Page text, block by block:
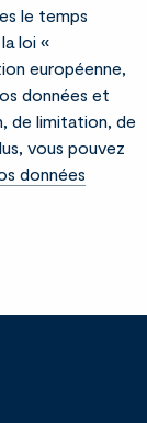
le temps
loi «
européenne,
données et
de limitation, de
vous pouvez
données